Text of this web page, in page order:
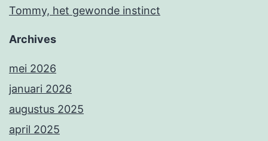
Tommy, het gewonde instinct
Archives
mei 2026
januari 2026
augustus 2025
april 2025